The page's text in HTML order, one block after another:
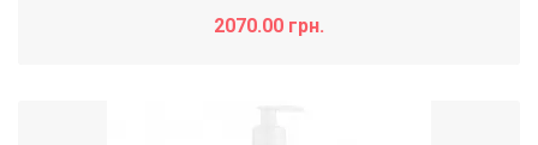
2070.00 грн.